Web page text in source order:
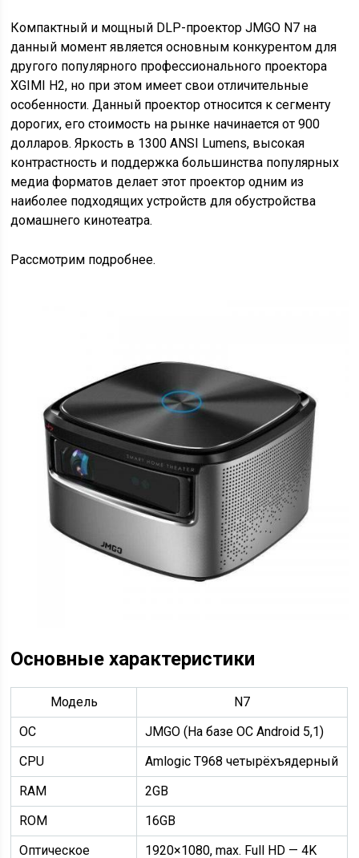
Компактный и мощный DLP-проектор JMGO N7 на
данный момент является основным конкурентом для
другого популярного профессионального проектора
XGIMI H2, но при этом имеет свои отличительные
особенности. Данный проектор относится к сегменту
дорогих, его стоимость на рынке начинается от 900
долларов. Яркость в 1300 ANSI Lumens, высокая
контрастность и поддержка большинства популярных
медиа форматов делает этот проектор одним из
наиболее подходящих устройств для обустройства
домашнего кинотеатра.
Рассмотрим подробнее.
Основные характеристики
Модель
N7
ОС
JMGO (На базе ОС Android 5,1)
CPU
Amlogic T968 четырёхъядерный
RAM
2GB
ROM
16GB
Оптическое
1920×1080, max. Full HD — 4K